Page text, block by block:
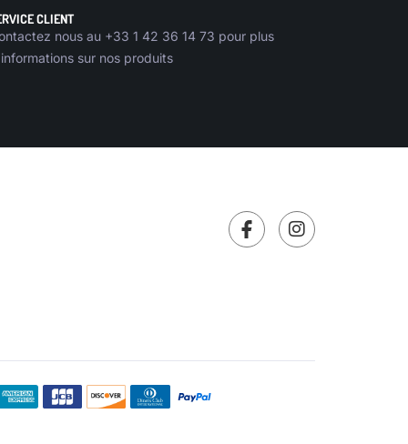
CLIENT
nous au +33 1 42 36 14 73 pour plus
sur nos produits